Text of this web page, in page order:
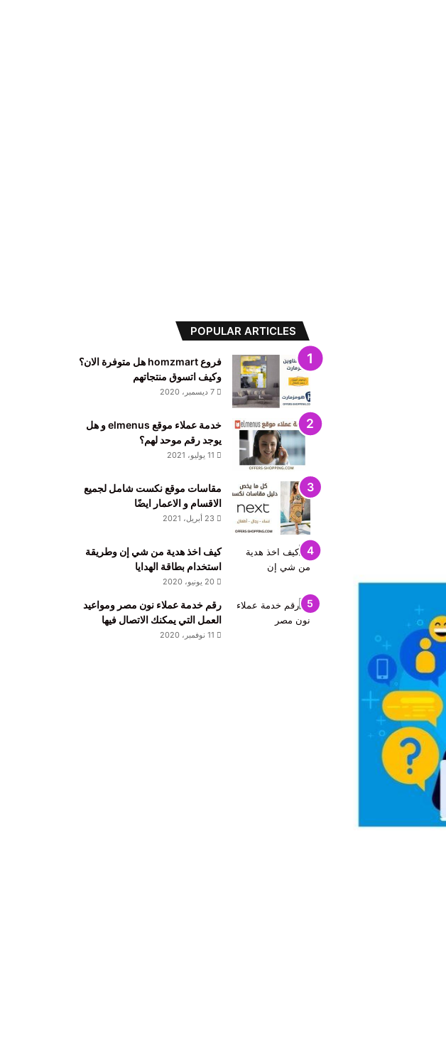
POPULAR ARTICLES
فروع homzmart هل متوفرة الان؟
وكيف اتسوق منتجاتهم
7 ديسمبر، 2020
خدمة عملاء موقع elmenus و هل
يوجد رقم موحد لهم؟
11 يوليو، 2021
مقاسات موقع نكست شامل لجميع
الاقسام و الاعمار ايضًا
23 أبريل، 2021
كيف اخذ هدية من شي إن وطريقة
استخدام بطاقة الهدايا
20 يونيو، 2020
رقم خدمة عملاء نون مصر ومواعيد
العمل التي يمكنك الاتصال فيها
11 نوفمبر، 2020